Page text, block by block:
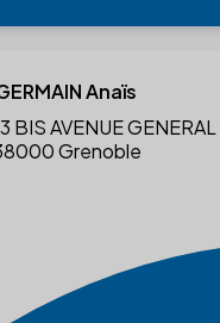
Anaïs
BIS AVENUE
Grenoble